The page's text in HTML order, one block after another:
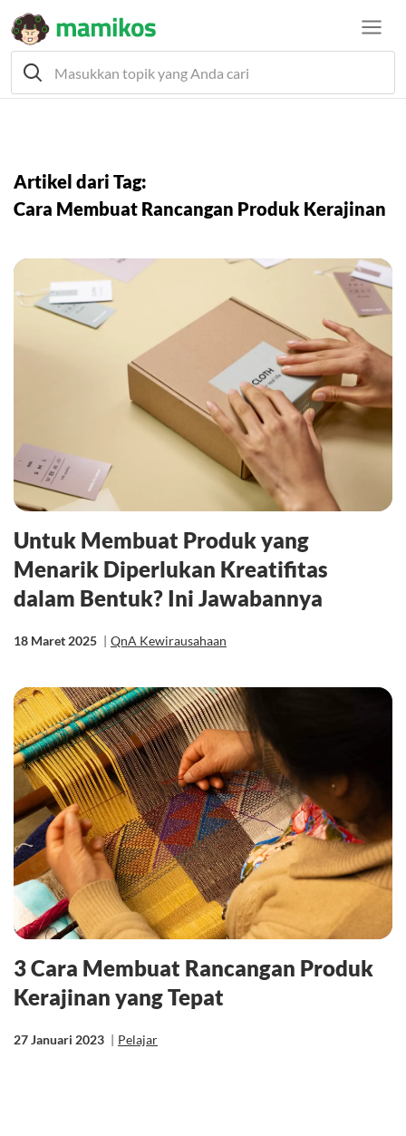
Artikel dari Tag:
Cara Membuat Rancangan Produk Kerajinan
Untuk Membuat Produk yang
Menarik Diperlukan Kreatifitas
dalam Bentuk? Ini Jawabannya
18 Maret 2025 | QnA Kewirausahaan
3 Cara Membuat Rancangan Produk
Kerajinan yang Tepat
27 Januari 2023 | Pelajar